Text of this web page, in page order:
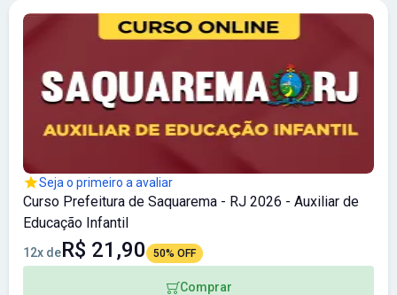
Seja o primeiro a avaliar
Curso Prefeitura de Saquarema - RJ 2026 - Auxiliar de
Educação Infantil
12x deR$ 21,90 50% OFF
Comprar